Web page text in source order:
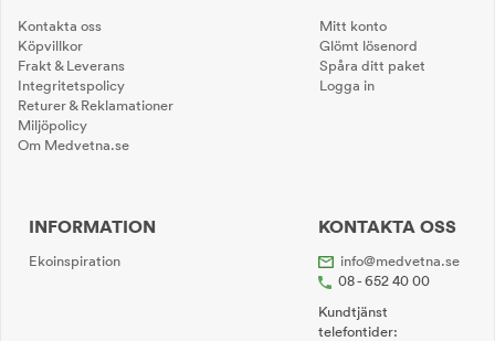
Kontakta oss
Köpvillkor
Frakt & Leverans
Integritetspolicy
Returer & Reklamationer
Miljöpolicy
Om Medvetna.se
Mitt konto
Glömt lösenord
Spåra ditt paket
Logga in
INFORMATION
Ekoinspiration
KONTAKTA OSS
info@medvetna.se
08 - 652 40 00
Kundtjänst
telefontider: